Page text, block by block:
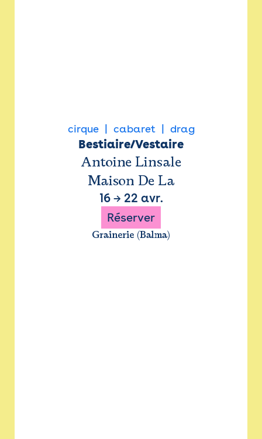
cirque cabaret drag
Bestiaire/Vestaire
Antoine Linsale
Maison De La
16→ 22 avr.
Réserver
Grainerie (Balma)